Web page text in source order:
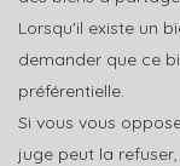
Lorsqu'il existe un
demander que ce
préférentielle.
Si vous vous
juge peut la